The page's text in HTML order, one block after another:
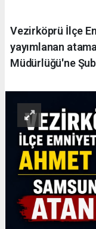
Vezirköprü İlçe
yayımlanan
Müdürlüğü'ne